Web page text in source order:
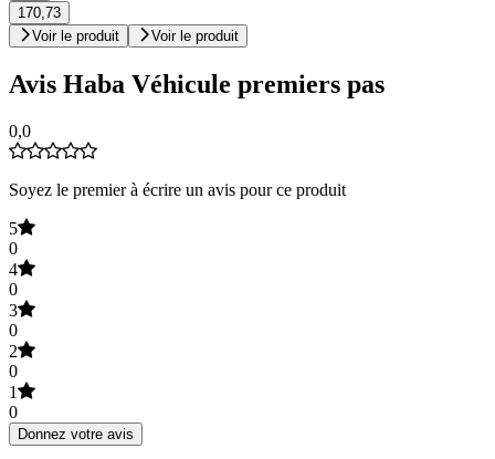
170,73
Voir le produit
Voir le produit
Avis Haba Véhicule premiers pas
0,0
Soyez le premier à écrire un avis pour ce produit
5
0
4
0
3
0
2
0
1
0
Donnez votre avis